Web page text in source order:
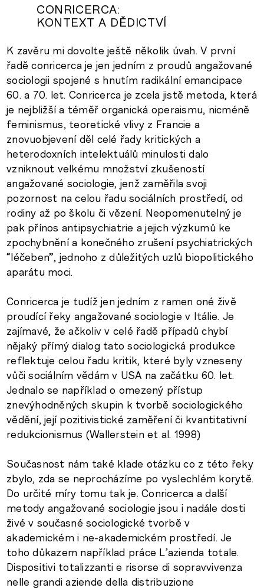
CONRICERCA:
KONTEXT A DĚDICTVÍ
K zavěru mi dovolte ještě několik úvah. V první
řadě conricerca je jen jedním z proudů angažované
sociologii spojené s hnutím radikální emancipace
60. a 70. let. Conricerca je zcela jistě metoda, která
je nejbližší a téměř organická operaismu, nicméně
feminismus, teoretické vlivy z Francie a
znovuobjevení děl celé řady kritických a
heterodoxních intelektuálů minulosti dalo
vzniknout velkému množství zkušeností
angažované sociologie, jenž zaměřila svoji
pozornost na celou řadu sociálních prostředí, od
rodiny až po školu či vězení. Neopomenutelný je
pak přínos antipsychiatrie a jejich výzkumů ke
zpochybnění a konečného zrušení psychiatrických
“léčeben”, jednoho z důležitých uzlů biopolitického
aparátu moci.
Conricerca je tudíž jen jedním z ramen oné živě
proudící řeky angažované sociologie v Itálie. Je
zajímavé, že ačkoliv v celé řadě případů chybí
nějaký přímý dialog tato sociologická produkce
reflektuje celou řadu kritik, které byly vzneseny
vůči sociálním vědám v USA na začátku 60. let.
Jednalo se například o omezený přístup
znevýhodněných skupin k tvorbě sociologického
vědění, její pozitivistické zaměření či kvantitativní
redukcionismus (Wallerstein et al. 1998)
Současnost nám také klade otázku co z této řeky
zbylo, zda se neprocházíme po vyslechlém korytě.
Do určité míry tomu tak je. Conricerca a další
metody angažované sociologie jsou i nadále dosti
živé v současné sociologické tvorbě v
akademickém i ne-akademickém prostředí. Je
toho důkazem například práce L’azienda totale.
Dispositivi totalizzanti e risorse di sopravvivenza
nelle grandi aziende della distribuzione